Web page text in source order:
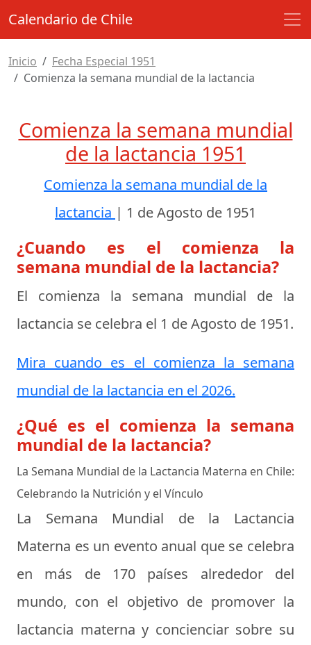
Calendario de Chile
Inicio
Fecha Especial 1951
Comienza la semana mundial de la lactancia
Comienza la semana mundial
de la lactancia 1951
Comienza la semana mundial de la
lactancia | 1 de Agosto de 1951
¿Cuando es el comienza la
semana mundial de la lactancia?
El comienza la semana mundial de la
lactancia se celebra el 1 de Agosto de 1951.
Mira cuando es el comienza la semana
mundial de la lactancia en el 2026.
¿Qué es el comienza la semana
mundial de la lactancia?
La Semana Mundial de la Lactancia Materna en Chile:
Celebrando la Nutrición y el Vínculo
La Semana Mundial de la Lactancia
Materna es un evento anual que se celebra
en más de 170 países alrededor del
mundo, con el objetivo de promover la
lactancia materna y concienciar sobre su